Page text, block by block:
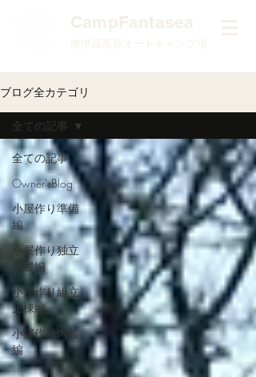
​CampFantasea
南伊豆高原オートキャンプ場
ブログ全カテゴリ
全ての記事
Owner'sBlog
小屋作り準備
編
小屋作り独立
基礎編
小屋作り組立
上棟編
小屋作り内装
編
全ての記事